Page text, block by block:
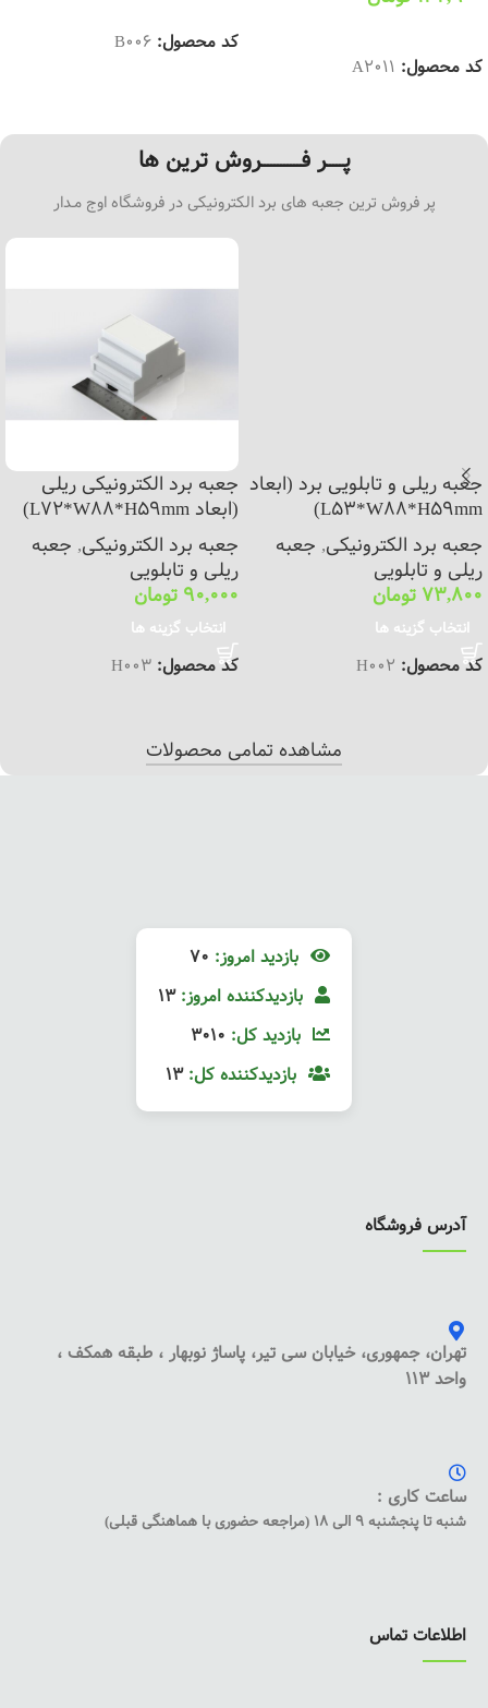
کد محصول: A2011
کد محصول: B006
پـــــر فــــــــــــروش ترین ها
پر فروش ترین جعبه های برد الکترونیکی در فروشگاه اوج مـدار
جعبه ریلی و تابلویی برد (ابعاد
L53*W88*H59mm)
جعبه برد الکترونیکی, جعبه
ریلی و تابلویی
73,800 تومان
انتخاب گزینه ها
کد محصول: H002
جعبه برد الکترونیکی ریلی
(ابعاد L72*W88*H59mm)
جعبه برد الکترونیکی, جعبه
ریلی و تابلویی
90,000 تومان
انتخاب گزینه ها
کد محصول: H003
مشاهده تمامی محصولات
بازدید امروز:
بازدیدکننده امروز: 13
بازدید کل:
بازدیدکننده کل: 13
آدرس فروشگاه
تهران، جمهوری، خیابان سی تیر، پاساژ نوبهار ، طبقه همکف ،
واحد 113
ساعت کاری :
شنبه تا پنجشنبه 9 الی 18 (مراجعه حضوری با هماهنگی قبلی)
اطلاعات تماس